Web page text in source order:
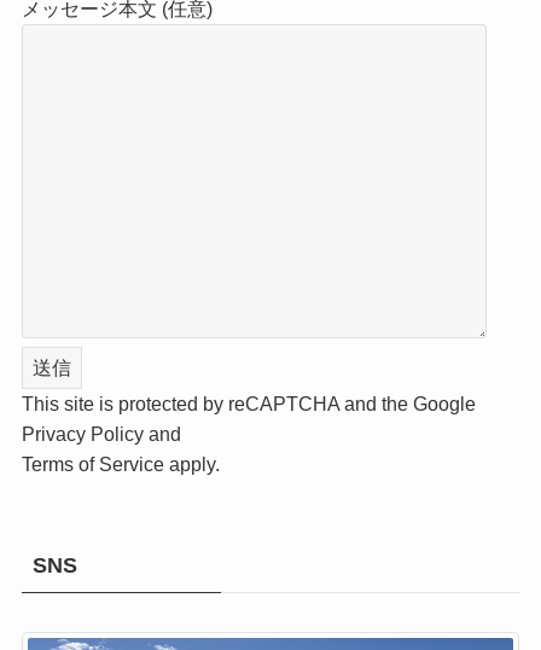
メッセージ本文 (任意)
This site is protected by reCAPTCHA and the Google
Privacy Policyand
Terms of Serviceapply.
SNS